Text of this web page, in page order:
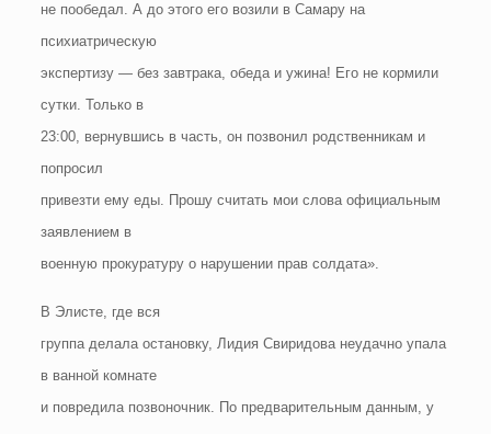
не пообедал. А до этого его возили в Самару на
психиатрическую
экспертизу — без завтрака, обеда и ужина! Его не кормили
сутки. Только в
23:00, вернувшись в часть, он позвонил родственникам и
попросил
привезти ему еды. Прошу считать мои слова официальным
заявлением в
военную прокуратуру о нарушении прав солдата».
В Элисте, где вся
группа делала остановку, Лидия Свиридова неудачно упала
в ванной комнате
и повредила позвоночник. По предварительным данным, у